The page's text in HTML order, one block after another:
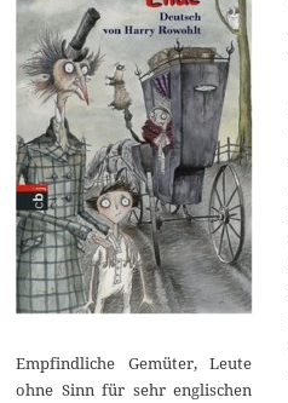
Empfindliche Gemüter, Leute
ohne Sinn für sehr englischen